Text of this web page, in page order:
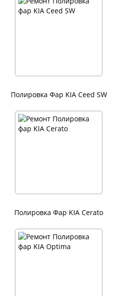
Полировка Фар KIA Ceed SW
Полировка Фар KIA Cerato